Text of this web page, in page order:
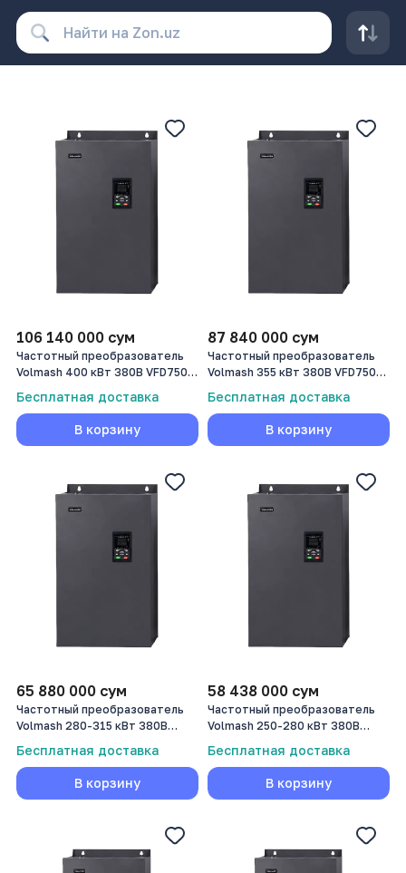
106 140 000сум
Частотный преобразователь
Volmash 400 кВт 380В VFD750-
Бесплатная доставка
В корзину
87 840 000 сум
Частотный преобразователь
Volmash 355 кВт 380В VFD750-
Бесплатная доставка
В корзину
65 880 000сум
Частотный преобразователь
Volmash 280-315 кВт 380В
Бесплатная доставка
В корзину
58 438 000 сум
Частотный преобразователь
Volmash 250-280 кВт 380В
Бесплатная доставка
В корзину